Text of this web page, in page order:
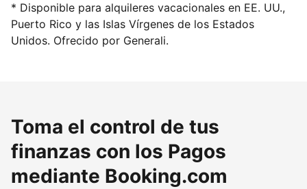
* Disponible para alquileres vacacionales en EE. UU.,
Puerto Rico y las Islas Vírgenes de los Estados
Unidos. Ofrecido por Generali.
Toma el control de tus
finanzas con los Pagos
mediante Booking.com